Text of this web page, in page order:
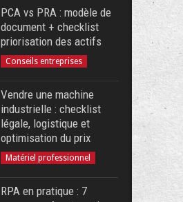
PCA vs PRA : modèle de
document + checklist
priorisation des actifs
Conseils entreprises
Vendre une machine
industrielle : checklist
légale, logistique et
optimisation du prix
Matériel professionnel
RPA en pratique : 7